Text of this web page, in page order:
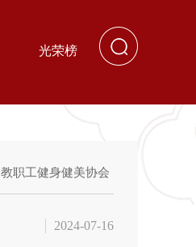
光荣榜
教职工健身健美协会
2024-07-16